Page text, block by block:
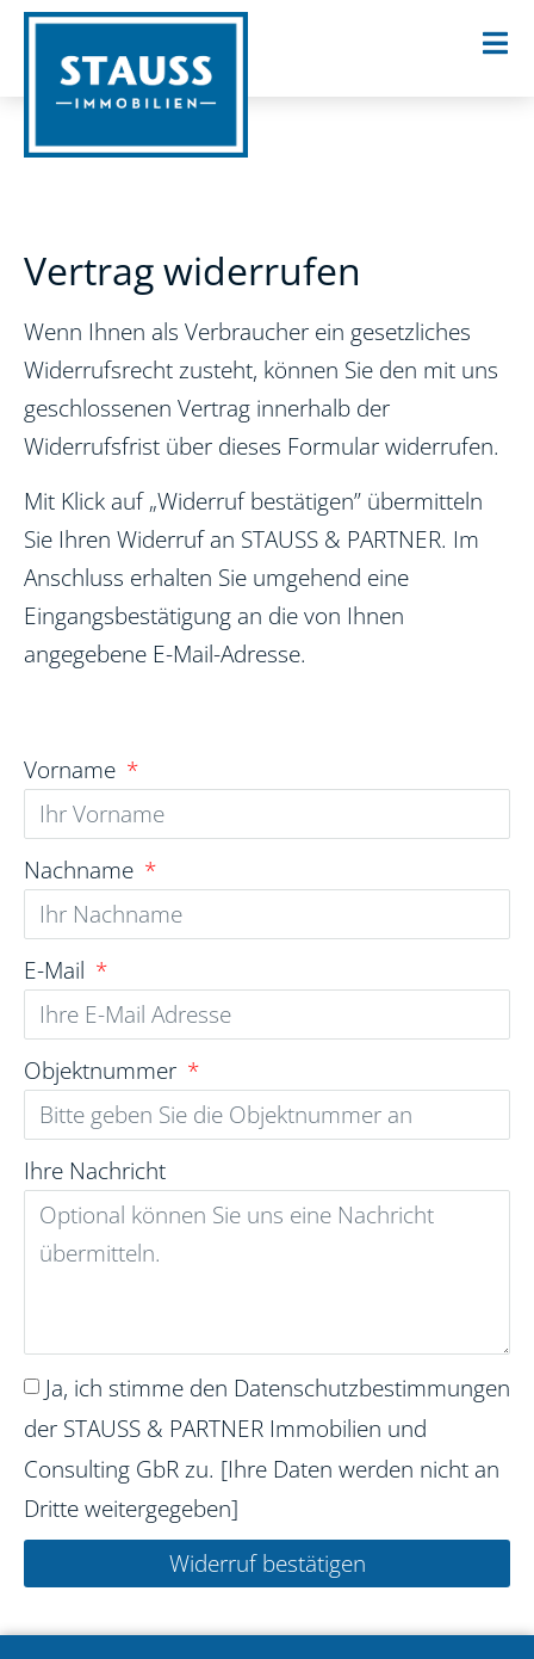
Vertrag widerrufen
Wenn Ihnen als Verbraucher ein gesetzliches
Widerrufsrecht zusteht, können Sie den mit uns
geschlossenen Vertrag innerhalb der
Widerrufsfrist über dieses Formular widerrufen.
Mit Klick auf „Widerruf bestätigen” übermitteln
Sie Ihren Widerruf an STAUSS & PARTNER. Im
Anschluss erhalten Sie umgehend eine
Eingangsbestätigung an die von Ihnen
angegebene E-Mail-Adresse.
Vorname
Nachname
E-Mail
Objektnummer
Ihre Nachricht
Ja, ich stimme den Datenschutzbestimmungen
der STAUSS & PARTNER Immobilien und
Consulting GbR zu. [Ihre Daten werden nicht an
Dritte weitergegeben]
Widerruf bestätigen